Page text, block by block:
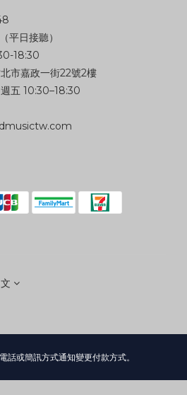
平日接聽）
18:30
市嘉政一街22號2樓
五 10:30–18:30
話或簡訊方式通知變更付款方式。